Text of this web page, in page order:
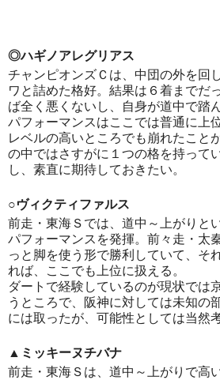
◎ハギノアレグリアス
チャンピオンズＣは、中団の外を回
ワと詰めた格好。結果は６着までだ
ば全く悪くないし、自身が道中で踏
パフォーマンスはここでは普通に上
レベルの高いところでも崩れたこと
の中ではさすがに１つの格を持って
し、素直に期待しておきたい。
○ヴィクティファルス
前走・東海Ｓでは、道中～上がりと
パフォーマンスを発揮。前々走・太
っと脚を使う形で勝利していて、そ
れば、ここでも上位に扱える。
ダートで経験しているのが現状では
うところで、阪神に対しては未知の
には取ったが、可能性としては当然
▲ミッキーヌチバナ
前走・東海Ｓは、道中～上がりで高